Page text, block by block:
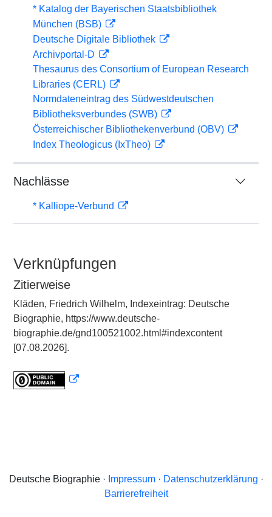
* Katalog der Bayerischen Staatsbibliothek
München (BSB)
Deutsche Digitale Bibliothek
Archivportal-D
Thesaurus des Consortium of European Research
Libraries (CERL)
Normdateneintrag des Südwestdeutschen
Bibliotheksverbundes (SWB)
Österreichischer Bibliothekenverbund (OBV)
Index Theologicus (IxTheo)
Nachlässe
* Kalliope-Verbund
Verknüpfungen
Zitierweise
Kläden, Friedrich Wilhelm, Indexeintrag: Deutsche
Biographie, https://www.deutsche-
biographie.de/gnd100521002.html#indexcontent
[07.08.2026].
Deutsche Biographie · Impressum· Datenschutzerklärung ·
Barrierefreiheit